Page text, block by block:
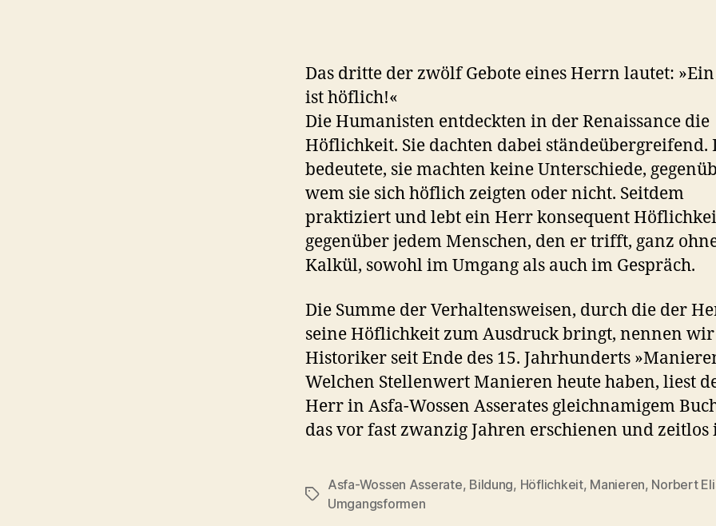
Das dritte der zwölf Gebote eines Herrn lautet:
ist höflich!«
Die Humanisten entdeckten in der Renaissance die
Höflichkeit. Sie dachten dabei ständeübergreifend.
bedeutete, sie machten keine Unterschiede,
wem sie sich höflich zeigten oder nicht. Seitdem
praktiziert und lebt ein Herr konsequent
gegenüber jedem Menschen, den er trifft, ganz
Kalkül, sowohl im Umgang als auch im Gespräch.
Die Summe der Verhaltensweisen, durch die der
seine Höflichkeit zum Ausdruck bringt, nennen wir
Historiker seit Ende des 15. Jahrhunderts
Welchen Stellenwert Manieren heute haben, liest
Herr in Asfa-Wossen Asserates gleichnamigem
das vor fast zwanzig Jahren erschienen und zeitlos
Schlagwörter
Asfa-Wossen Asserate, Bildung, Höflichkeit, Manieren, Norbert
Umgangsformen